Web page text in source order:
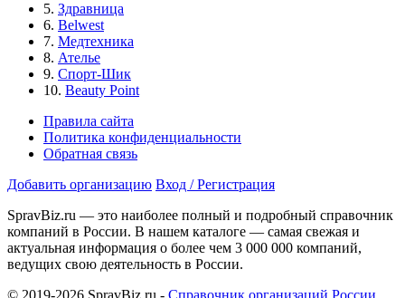
5. Здравница
6. Belwest
7. Медтехника
8. Ателье
9. Спорт-Шик
10. Beauty Point
Правила сайта
Политика конфиденциальности
Обратная связь
Добавить организацию Вход / Регистрация
SpravBiz.ru — это наиболее полный и подробный справочник
компаний в России. В нашем каталоге — самая свежая и
актуальная информация о более чем 3 000 000 компаний,
ведущих свою деятельность в России.